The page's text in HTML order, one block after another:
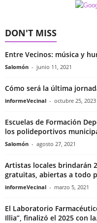
DON'T MISS
Entre Vecinos: música y
Salomón - junio 11, 2021
Cómo será la última
informeVecinal - octubre 25, 2023
Escuelas de Formación
los polideportivos
Salomón - agosto 27, 2021
Artistas locales brindarán
gratuitas, abiertas a todo
informeVecinal - marzo 5, 2021
El Laboratorio
Illia”, finalizó el 2025 con